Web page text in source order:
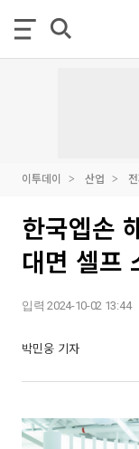
이투데이 산업
한국엡손
대면 셀프
입력 2024-10-02 13:44
박민웅 기자